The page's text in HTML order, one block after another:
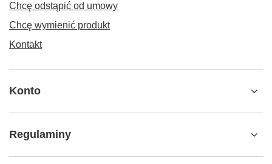
Chcę odstąpić od umowy
Chcę wymienić produkt
Kontakt
Konto
Regulaminy